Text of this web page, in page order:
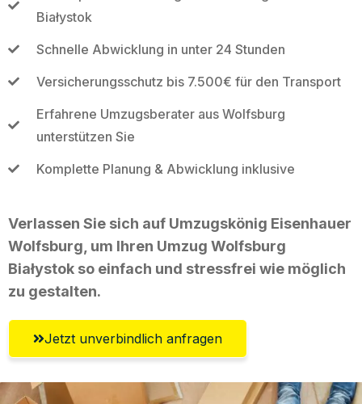
Białystok
Schnelle Abwicklung in unter 24 Stunden
Versicherungsschutz bis 7.500€ für den Transport
Erfahrene Umzugsberater aus Wolfsburg
unterstützen Sie
Komplette Planung & Abwicklung inklusive
Verlassen Sie sich auf Umzugskönig Eisenhauer
Wolfsburg, um Ihren Umzug Wolfsburg
Białystok so einfach und stressfrei wie möglich
zu gestalten.
Jetzt unverbindlich anfragen